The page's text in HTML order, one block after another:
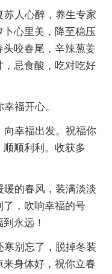
人心醉，养生专家
心里美，降至稳压
咬春尾，辛辣葱姜
忌食酸，吃对吃好
福开心。
幸福出发。祝福你
顺利利。收获多
的春风，装满淡淡
了，吹响幸福的号
永远！
别忘了，脱掉冬装
身体好，祝你立春